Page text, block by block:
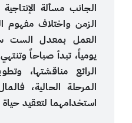
الجانب مسألة
الزمن واختلاف مفهوم
العمل بمعدل الست
يومياً، تبدأ صباحاً
الرائع مناقشتها،
المرحلة الحالية،
استخدامهما لتعقيد